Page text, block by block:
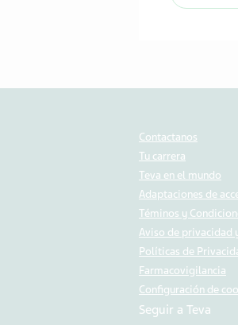
Contactanos
Tu carrera
Teva en el mundo
Adaptaciones de
Téminos y
Aviso de privacidad
Políticas de
Farmacovigilancia
Configuración de
Seguir a Teva